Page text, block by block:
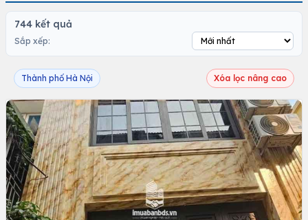
744 kết quả
Sắp xếp:
Thành phố Hà Nội Xóa lọc nâng cao